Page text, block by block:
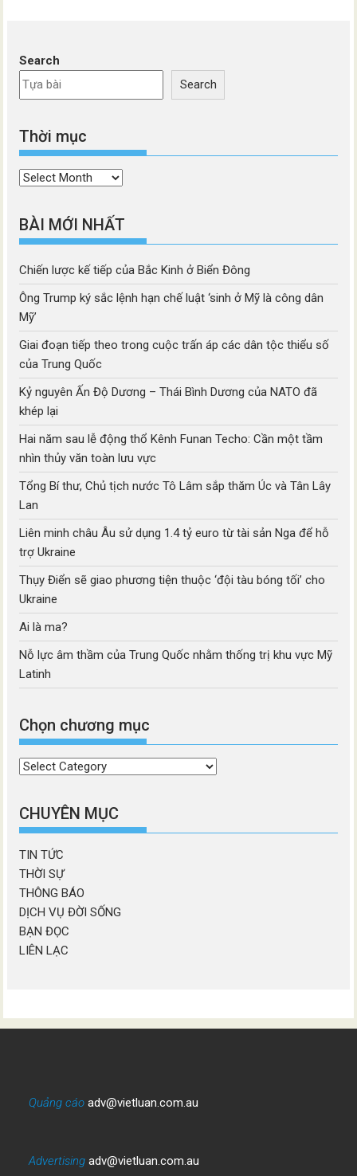
Search
Search
Thời mục
Thời
BÀI MỚI NHẤT
Chiến lược kế tiếp của Bắc Kinh ở Biển Đông
Ông Trump ký sắc lệnh hạn chế luật ‘sinh ở Mỹ là công dân
Mỹ’
Giai đoạn tiếp theo trong cuộc trấn áp các dân tộc thiểu số
của Trung Quốc
Kỷ nguyên Ấn Độ Dương – Thái Bình Dương của NATO đã
khép lại
Hai năm sau lễ động thổ Kênh Funan Techo: Cần một tầm
nhìn thủy văn toàn lưu vực
Tổng Bí thư, Chủ tịch nước Tô Lâm sắp thăm Úc và Tân Lây
Lan
Liên minh châu Âu sử dụng 1.4 tỷ euro từ tài sản Nga để hỗ
trợ Ukraine
Thụy Điển sẽ giao phương tiện thuộc ‘đội tàu bóng tối’ cho
Ukraine
Ai là ma?
Nỗ lực âm thầm của Trung Quốc nhằm thống trị khu vực Mỹ
Latinh
Chọn chương mục
Chọn
mục
CHUYÊN MỤC
TIN TỨC
THỜI SỰ
THÔNG BÁO
DỊCH VỤ ĐỜI SỐNG
BẠN ĐỌC
LIÊN LẠC
Quảng cáo adv@vietluan.com.au
Advertising adv@vietluan.com.au